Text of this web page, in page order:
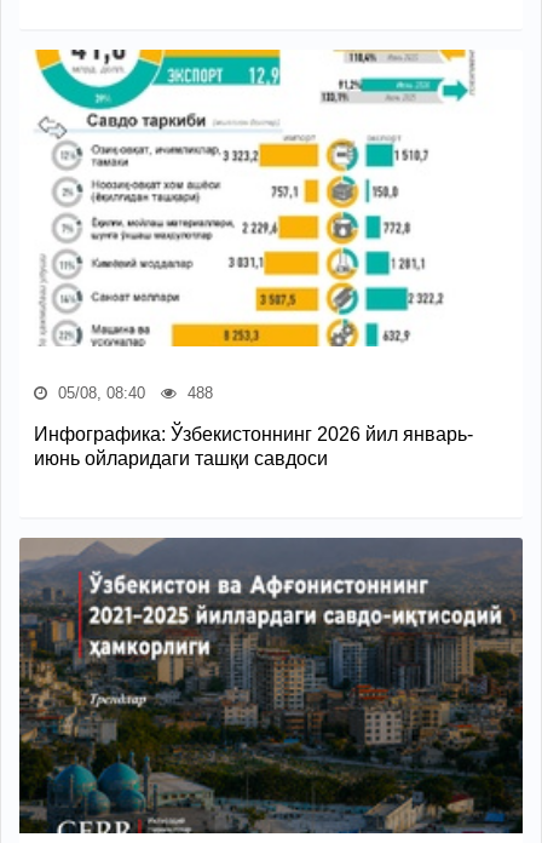
05/08, 08:40 488
Инфографика: Ўзбекистоннинг 2026 йил январь-
июнь ойларидаги ташқи савдоси